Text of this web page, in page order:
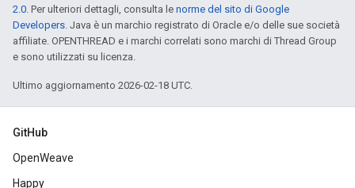
2.0. Per ulteriori dettagli, consulta le norme del sito di Google
Developers. Java è un marchio registrato di Oracle e/o delle sue società
affiliate. OPENTHREAD e i marchi correlati sono marchi di Thread Group
e sono utilizzati su licenza.
Ultimo aggiornamento 2026-02-18 UTC.
GitHub
OpenWeave
Happy